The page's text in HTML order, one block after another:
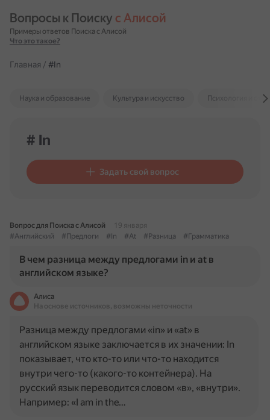
Вопросы к Поиску с Алисой
Примеры ответов Поиска с Алисой
Что это такое?
Главная / #In
Наука и образование Культура и искусство Психология и
# In
Задать свой вопрос
Вопрос для Поиска с Алисой
19 января
#Английский
#Предлоги #In #At #Разница #Грамматика
В чем разница между предлогами in и at в
английском языке?
Алиса
На основе источников, возможны неточности
Разница между предлогами «in» и «at» в
английском языке заключается в их значении: In
показывает, что кто-то или что-то находится
внутри чего-то (какого-то контейнера). На
русский язык переводится словом «в», «внутри».
Например: «I am in the…